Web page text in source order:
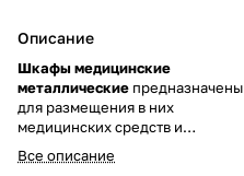
Описание
Шкафы медицинские
металлические предназначены
для размещения в них
медицинских средств и
препаратов и могут быть
расположены на
Все описание